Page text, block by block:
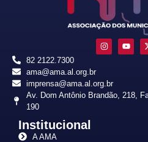
82 2122.7300
ama@ama.al.org.br
imprensa@ama.al.org.br
Av. Dom Antônio Brandão, 218,
190
Institucional
A AMA